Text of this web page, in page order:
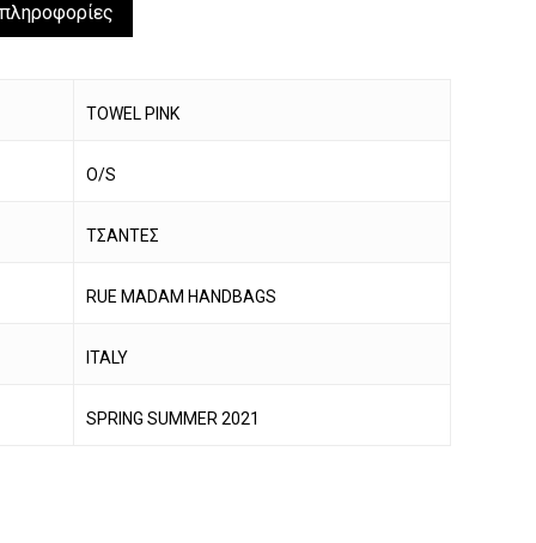
TOWEL PINK
O/S
ΤΣΑΝΤΕΣ
RUE MADAM HANDBAGS
ITALY
SPRING SUMMER 2021